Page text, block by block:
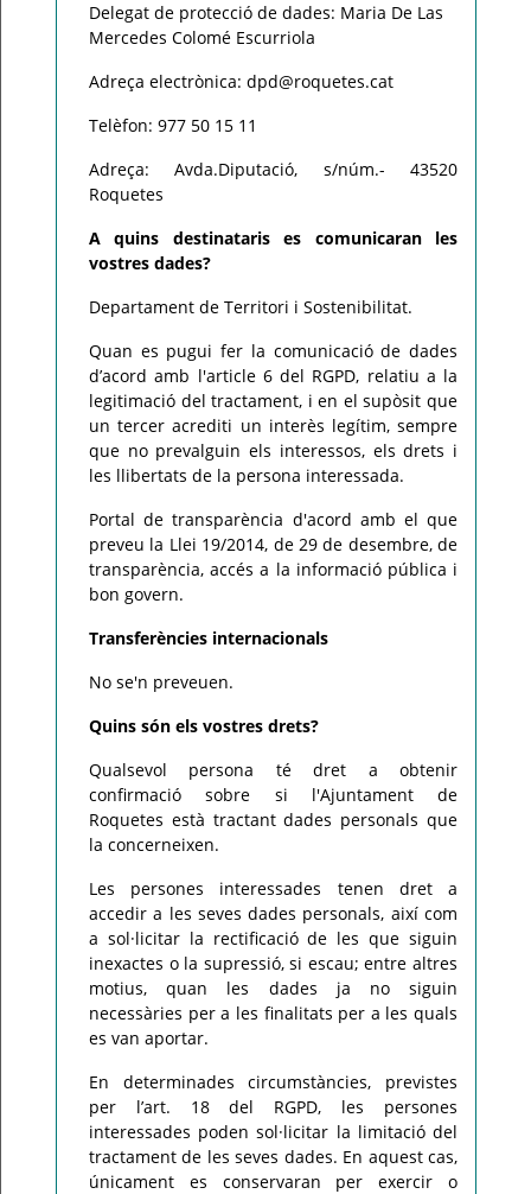
Delegat de protecció de dades: Maria De Las
Mercedes Colomé Escurriola
Adreça electrònica: dpd@roquetes.cat
Telèfon: 977 50 15 11
Adreça: Avda.Diputació, s/núm.- 43520
Roquetes
A quins destinataris es comunicaran les
vostres dades?
Departament de Territori i Sostenibilitat.
Quan es pugui fer la comunicació de dades
d’acord amb l'article 6 del RGPD, relatiu a la
legitimació del tractament, i en el supòsit que
un tercer acrediti un interès legítim, sempre
que no prevalguin els interessos, els drets i
les llibertats de la persona interessada.
Portal de transparència d'acord amb el que
preveu la Llei 19/2014, de 29 de desembre, de
transparència, accés a la informació pública i
bon govern.
Transferències internacionals
No se'n preveuen.
Quins són els vostres drets?
Qualsevol persona té dret a obtenir
confirmació sobre si l'Ajuntament de
Roquetes està tractant dades personals que
la concerneixen.
Les persones interessades tenen dret a
accedir a les seves dades personals, així com
a sol·licitar la rectificació de les que siguin
inexactes o la supressió, si escau; entre altres
motius, quan les dades ja no siguin
necessàries per a les finalitats per a les quals
es van aportar.
En determinades circumstàncies, previstes
per l’art. 18 del RGPD, les persones
interessades poden sol·licitar la limitació del
tractament de les seves dades. En aquest cas,
únicament es conservaran per exercir o